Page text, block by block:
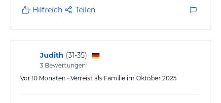
Hilfreich Teilen
Judith (31-35)
3 Bewertungen
Vor 10 Monaten • Verreist als Familie im Oktober 2025